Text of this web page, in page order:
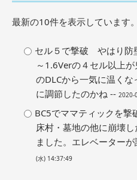
最新の10件を表示しています。
セル５で撃破 やはり
～1.6Verの４セル以上
のDLCから一気に温く
に調節したのかね -- 2020-
BC5でママティックを撃
床村・墓地の他に崩壊
ました。エレベーター
(水) 14:37:49